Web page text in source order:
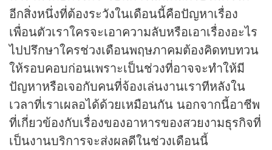
อีกสิ่งหนึ่งที่ต้องระวังในเดือนนี้คือปัญหาเรื่อง
เพื่อนตัวเราใครจะเอาความลับหรือเอาเรื่องอะไร
ไปปรึกษาใครช่วงเดือนพฤษภาคมต้องคิดทบทวน
ให้รอบคอบก่อนเพราะเป็นช่วงที่อาจจะทำให้มี
ปัญหาหรือเจอกับคนที่จ้องเล่นงานเราทีหลังใน
เวลาที่เราเผลอได้ด้วยเหมือนกัน นอกจากนี้อาชีพ
ที่เกี่ยวข้องกับเรื่องของอาหารของสวยงามธุรกิจที่
เป็นงานบริการจะส่งผลดีในช่วงเดือนนี้